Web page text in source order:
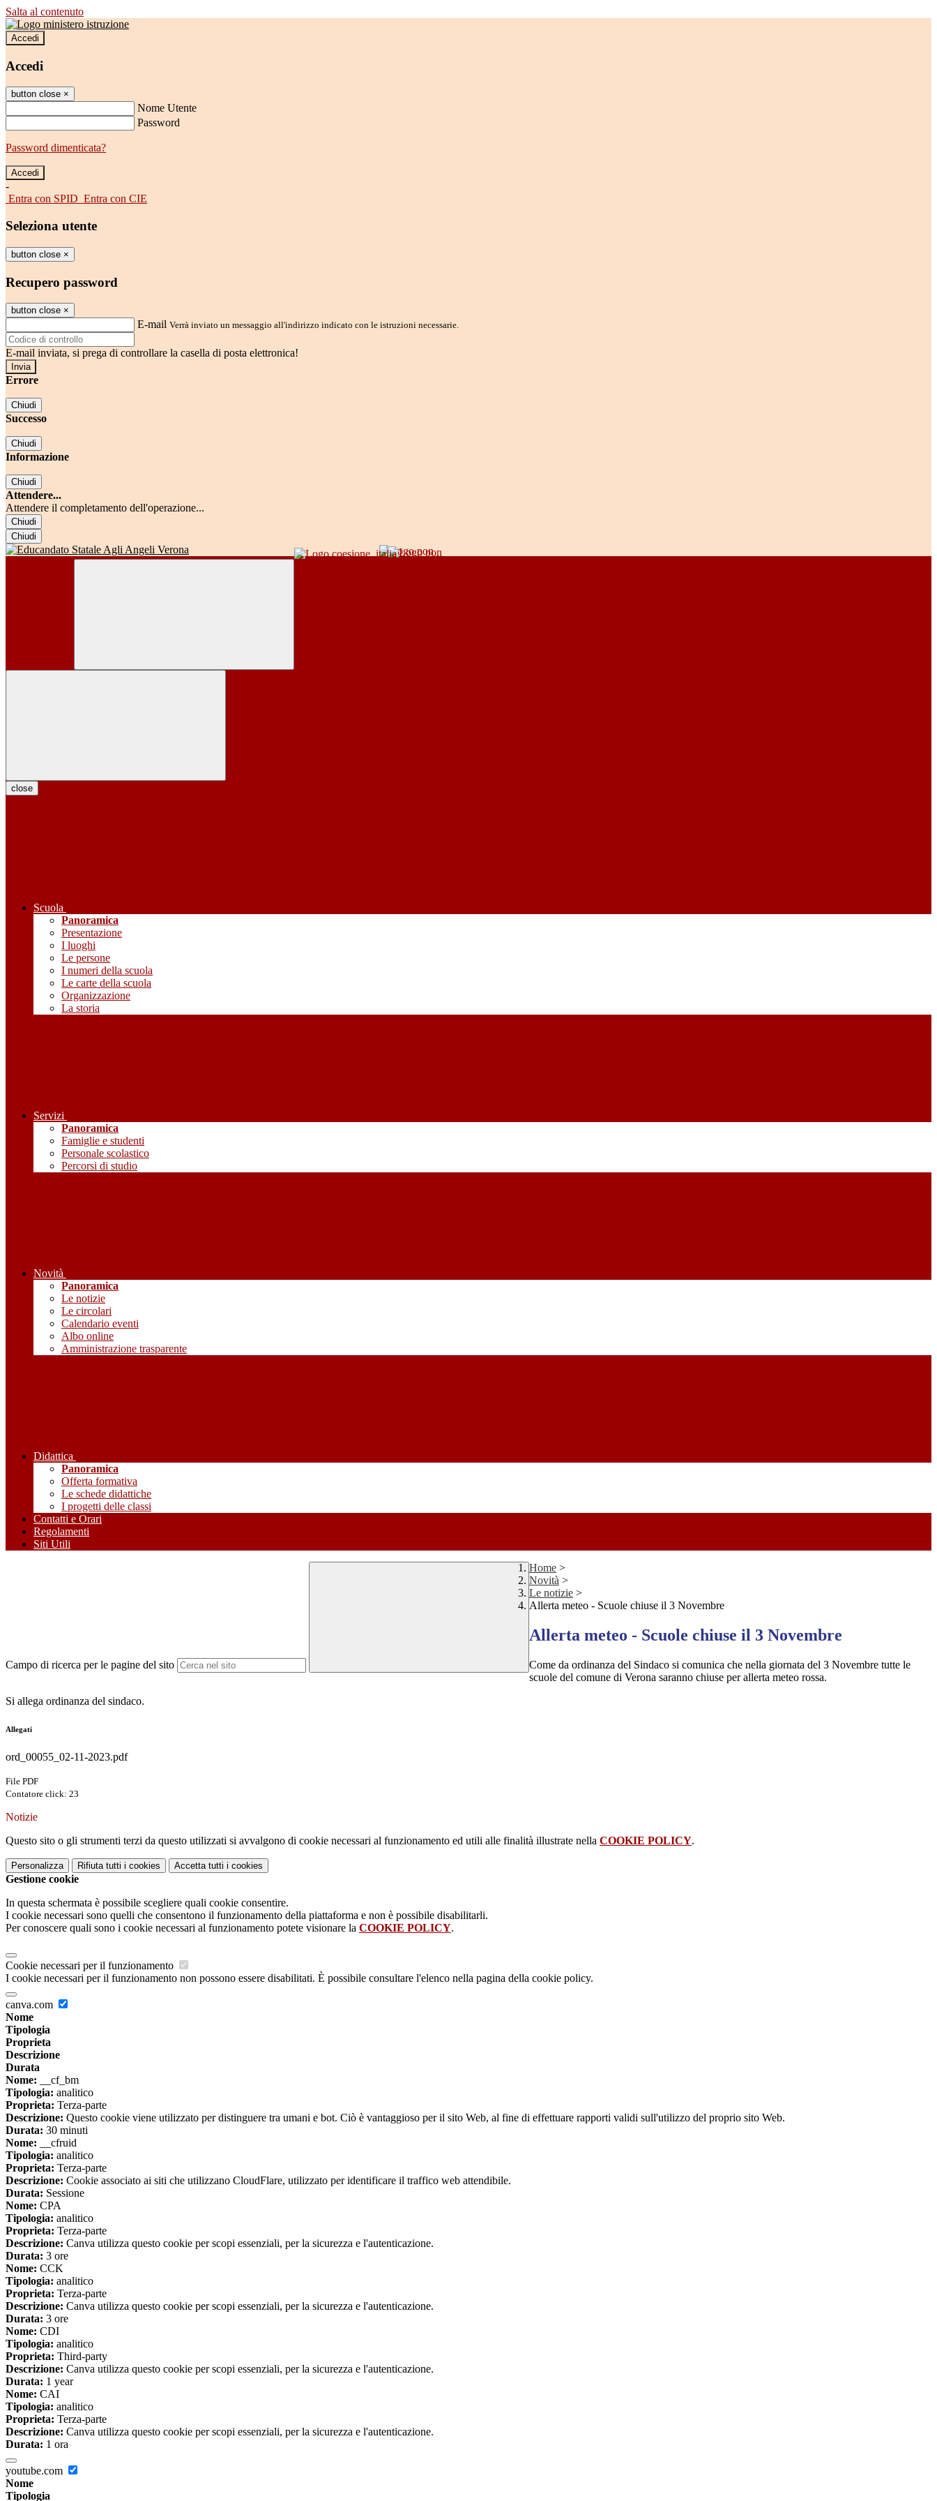
Salta al contenuto
Accedi
Accedi
button close ×
Nome Utente
Password
Password dimenticata?
-
Entra con SPID Entra con CIE
Seleziona utente
button close ×
Recupero password
button close ×
E-mail Verrà inviato un messaggio all'indirizzo indicato con le istruzioni necessarie.
E-mail inviata, si prega di controllare la casella di posta elettronica!
Errore
Chiudi
Successo
Chiudi
Informazione
Chiudi
Attendere...
Attendere il completamento dell'operazione...
Chiudi
Chiudi
close
Scuola
Panoramica
Presentazione
I luoghi
Le persone
I numeri della scuola
Le carte della scuola
Organizzazione
La storia
Servizi
Panoramica
Famiglie e studenti
Personale scolastico
Percorsi di studio
Novità
Panoramica
Le notizie
Le circolari
Calendario eventi
Albo online
Amministrazione trasparente
Didattica
Panoramica
Offerta formativa
Le schede didattiche
I progetti delle classi
Contatti e Orari
Regolamenti
Siti Utili
Campo di ricerca per le pagine del sito
Home >
Novità >
Le notizie >
Allerta meteo - Scuole chiuse il 3 Novembre
Allerta meteo - Scuole chiuse il 3 Novembre
Come da ordinanza del Sindaco si comunica che nella giornata del 3 Novembre tutte le
scuole del comune di Verona saranno chiuse per allerta meteo rossa.
Si allega ordinanza del sindaco.
Allegati
ord_00055_02-11-2023.pdf
File PDF
Contatore click: 23
Notizie
Questo sito o gli strumenti terzi da questo utilizzati si avvalgono di cookie necessari al funzionamento ed utili alle finalità illustrate nella COOKIE POLICY.
Personalizza Rifiuta tutti i cookies Accetta tutti i cookies
Gestione cookie
In questa schermata è possibile scegliere quali cookie consentire.
I cookie necessari sono quelli che consentono il funzionamento della piattaforma e non è possibile disabilitarli.
Per conoscere quali sono i cookie necessari al funzionamento potete visionare la COOKIE POLICY.
Cookie necessari per il funzionamento
I cookie necessari per il funzionamento non possono essere disabilitati. È possibile consultare l'elenco nella pagina della cookie policy.
canva.com
Nome
Tipologia
Proprieta
Descrizione
Durata
Nome: __cf_bm
Tipologia: analitico
Proprieta: Terza-parte
Descrizione: Questo cookie viene utilizzato per distinguere tra umani e bot. Ciò è vantaggioso per il sito Web, al fine di effettuare rapporti validi sull'utilizzo del proprio sito Web.
Durata: 30 minuti
Nome: __cfruid
Tipologia: analitico
Proprieta: Terza-parte
Descrizione: Cookie associato ai siti che utilizzano CloudFlare, utilizzato per identificare il traffico web attendibile.
Durata: Sessione
Nome: CPA
Tipologia: analitico
Proprieta: Terza-parte
Descrizione: Canva utilizza questo cookie per scopi essenziali, per la sicurezza e l'autenticazione.
Durata: 3 ore
Nome: CCK
Tipologia: analitico
Proprieta: Terza-parte
Descrizione: Canva utilizza questo cookie per scopi essenziali, per la sicurezza e l'autenticazione.
Durata: 3 ore
Nome: CDI
Tipologia: analitico
Proprieta: Third-party
Descrizione: Canva utilizza questo cookie per scopi essenziali, per la sicurezza e l'autenticazione.
Durata: 1 year
Nome: CAI
Tipologia: analitico
Proprieta: Terza-parte
Descrizione: Canva utilizza questo cookie per scopi essenziali, per la sicurezza e l'autenticazione.
Durata: 1 ora
youtube.com
Nome
Tipologia